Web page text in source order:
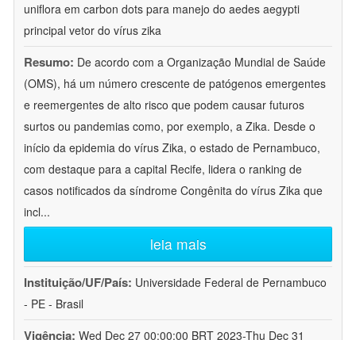
uniflora em carbon dots para manejo do aedes aegypti
principal vetor do vírus zika
Resumo: De acordo com a Organização Mundial de Saúde
(OMS), há um número crescente de patógenos emergentes
e reemergentes de alto risco que podem causar futuros
surtos ou pandemias como, por exemplo, a Zika. Desde o
início da epidemia do vírus Zika, o estado de Pernambuco,
com destaque para a capital Recife, lidera o ranking de
casos notificados da síndrome Congênita do vírus Zika que
incl...
leia mais
Instituição/UF/País: Universidade Federal de Pernambuco
- PE - Brasil
Vigência: Wed Dec 27 00:00:00 BRT 2023-Thu Dec 31